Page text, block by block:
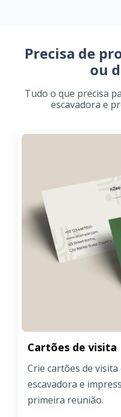
Precisa de
ou
Tudo o que precisa
escavadora e
Cartões de visita
Crie cartões de
escavadora e
primeira reunião.